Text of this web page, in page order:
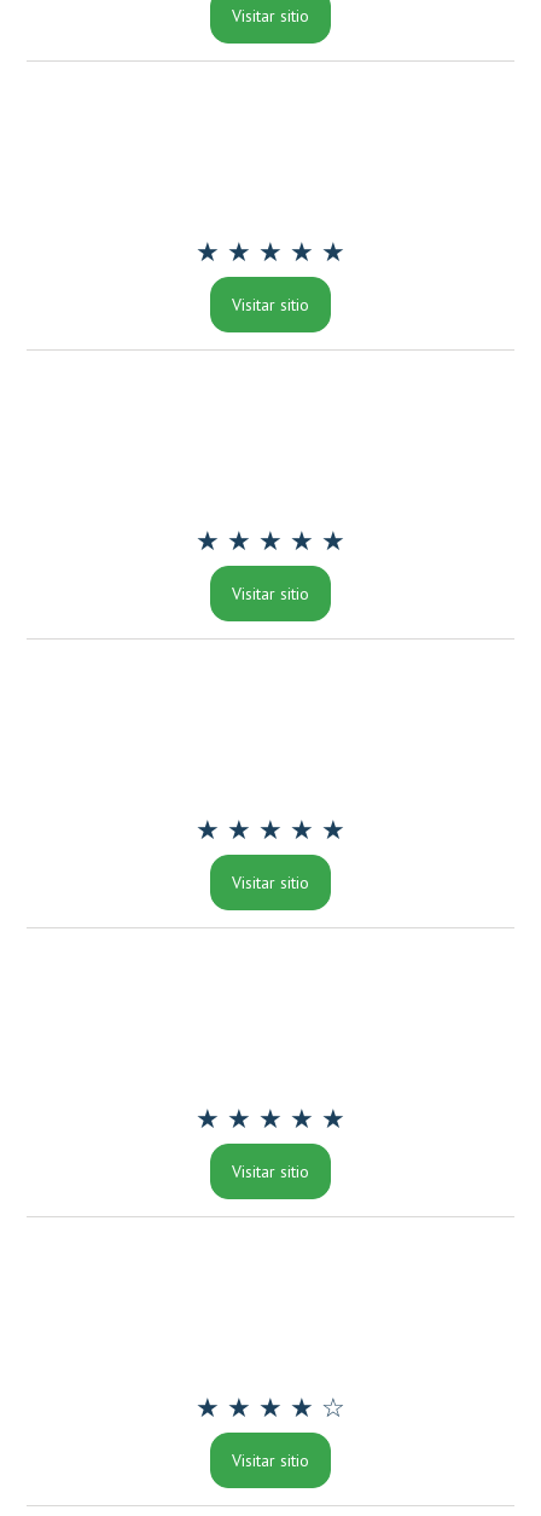
Visitar sitio
★ ★ ★ ★ ★
Visitar sitio
★ ★ ★ ★ ★
Visitar sitio
★ ★ ★ ★ ★
Visitar sitio
★ ★ ★ ★ ★
Visitar sitio
★ ★ ★ ★ ☆
Visitar sitio